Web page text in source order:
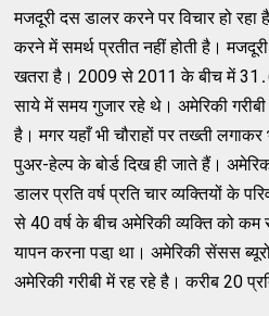
मजदूरी दस डालर करने पर विचार हो रहा
करने में समर्थ प्रतीत नहीं होती है।
खतरा है। 2009 से 2011 के बीच में
साये में समय गुजार रहे थे। अमेरिकी
है। मगर यहाँ भी चौराहों पर तख्‍ती
पुअर-हेल्‍प के बोर्ड दिख ही जाते हैं।
डालर प्रति वर्ष प्रति चार व्‍यक्‍तियों के
से 40 वर्ष के बीच अमेरिकी व्‍यक्‍ति को कम
यापन करना पडा़ था। अमेरिकी सेंसस
अमेरिकी गरीबी में रह रहे है। करीब 20